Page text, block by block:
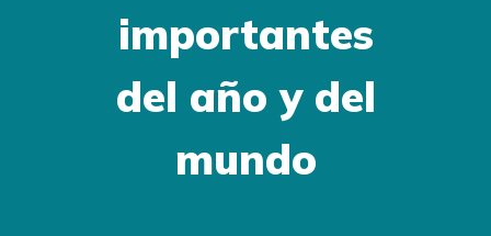
importantes
del año y del
mundo